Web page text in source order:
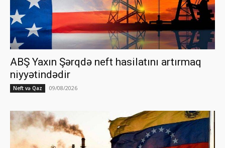
ABŞ Yaxın Şərqdə neft hasilatını artırmaq
niyyətindədir
Neft və Qaz 09/08/2026